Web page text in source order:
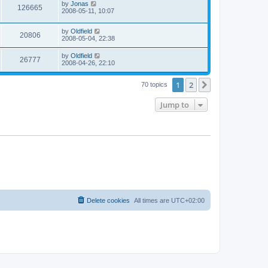
w
tp
o
s
t
126665
i
L
a
t
p
o
s
t
by Jonas
2008-05-11, 10:07
20806V
i
L
a
t
p
o
s
by Oldfield
2008-05-04, 22:38
26777V
i
L
a
t
by Oldfield
2008-04-26, 22:10
70 topics 1 2
Jump to
All times are UTC+02:00
Delete cookies